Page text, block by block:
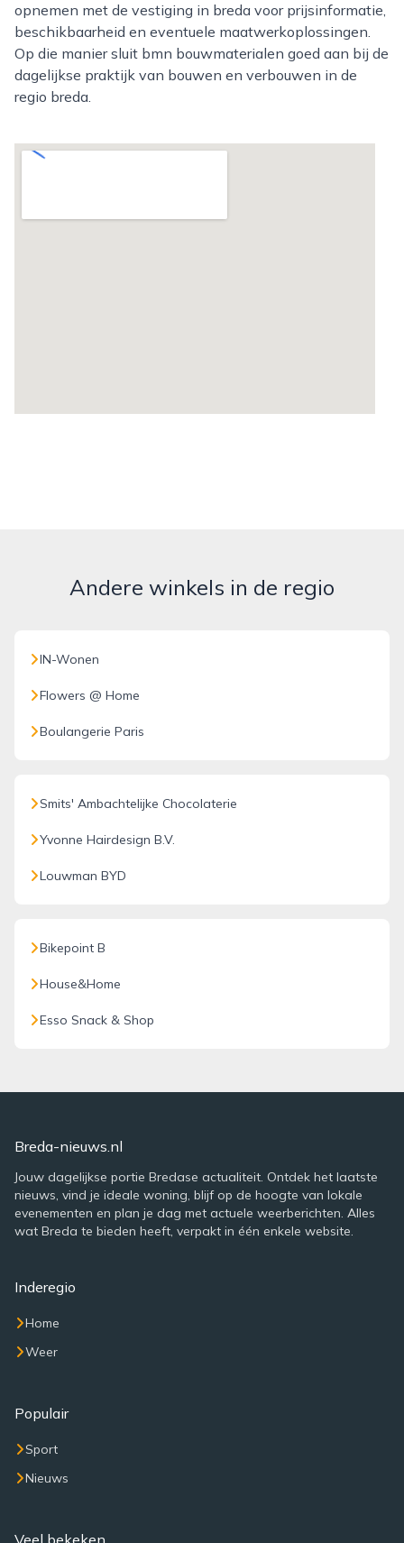
opnemen met de vestiging in breda voor prijsinformatie,
beschikbaarheid en eventuele maatwerkoplossingen.
Op die manier sluit bmn bouwmaterialen goed aan bij de
dagelijkse praktijk van bouwen en verbouwen in de
regio breda.
Andere winkels in de regio
IN-Wonen
Flowers @ Home
Boulangerie Paris
Smits' Ambachtelijke Chocolaterie
Yvonne Hairdesign B.V.
Louwman BYD
Bikepoint B
House&Home
Esso Snack & Shop
Breda-nieuws.nl
Jouw dagelijkse portie Bredase actualiteit. Ontdek het laatste
nieuws, vind je ideale woning, blijf op de hoogte van lokale
evenementen en plan je dag met actuele weerberichten. Alles
wat Breda te bieden heeft, verpakt in één enkele website.
Inderegio
Home
Weer
Populair
Sport
Nieuws
Veel bekeken